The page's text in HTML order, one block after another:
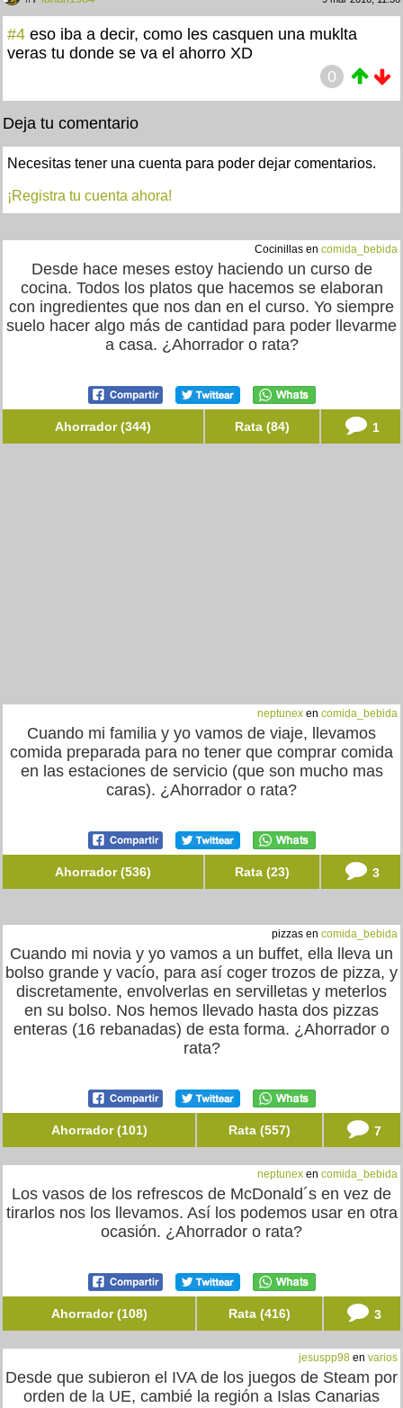
#4 eso iba a decir, como les casquen una muklta
veras tu donde se va el ahorro XD
0
Deja tu comentario
Necesitas tener una cuenta para poder dejar comentarios.
¡Registra tu cuenta ahora!
Cocinillas en comida_bebida
Desde hace meses estoy haciendo un curso de
cocina. Todos los platos que hacemos se elaboran
con ingredientes que nos dan en el curso. Yo siempre
suelo hacer algo más de cantidad para poder llevarme
a casa. ¿Ahorrador o rata?
Ahorrador (344) Rata (84) 1
neptunex en comida_bebida
Cuando mi familia y yo vamos de viaje, llevamos
comida preparada para no tener que comprar comida
en las estaciones de servicio (que son mucho mas
caras). ¿Ahorrador o rata?
Ahorrador (536) Rata (23) 3
pizzas en comida_bebida
Cuando mi novia y yo vamos a un buffet, ella lleva un
bolso grande y vacío, para así coger trozos de pizza, y
discretamente, envolverlas en servilletas y meterlos
en su bolso. Nos hemos llevado hasta dos pizzas
enteras (16 rebanadas) de esta forma. ¿Ahorrador o
rata?
Ahorrador (101) Rata (557) 7
neptunex en comida_bebida
Los vasos de los refrescos de McDonald´s en vez de
tirarlos nos los llevamos. Así los podemos usar en otra
ocasión. ¿Ahorrador o rata?
Ahorrador (108) Rata (416) 3
jesuspp98 en varios
Desde que subieron el IVA de los juegos de Steam por
orden de la UE, cambié la región a Islas Canarias